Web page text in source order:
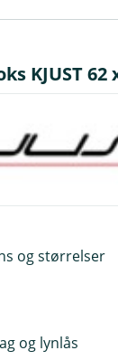
KJUST 62
og størrelser
og lynlås